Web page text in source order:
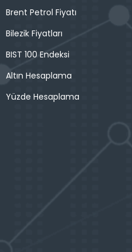
Brent Petrol Fiyatı
Bilezik Fiyatları
BIST 100 Endeksi
Altın Hesaplama
Yüzde Hesaplama